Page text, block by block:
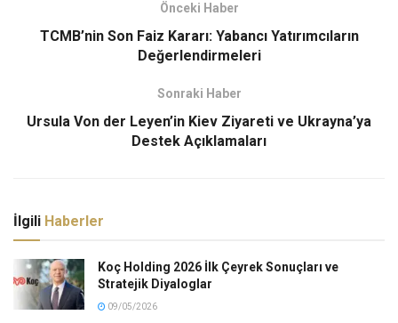
Önceki Haber
TCMB’nin Son Faiz Kararı: Yabancı Yatırımcıların
Değerlendirmeleri
Sonraki Haber
Ursula Von der Leyen’in Kiev Ziyareti ve Ukrayna’ya
Destek Açıklamaları
İlgili Haberler
Koç Holding 2026 İlk Çeyrek Sonuçları ve
Stratejik Diyaloglar
09/05/2026